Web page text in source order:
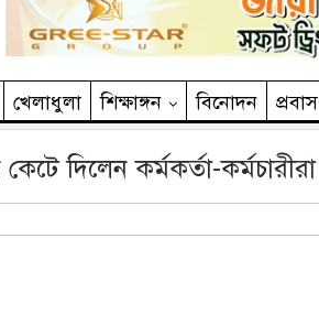
খেলাধুলা শিক্ষাঙ্গন বিনোদন প্রবাস
দিলেন কর্মকর্তা-কর্মচারীরা